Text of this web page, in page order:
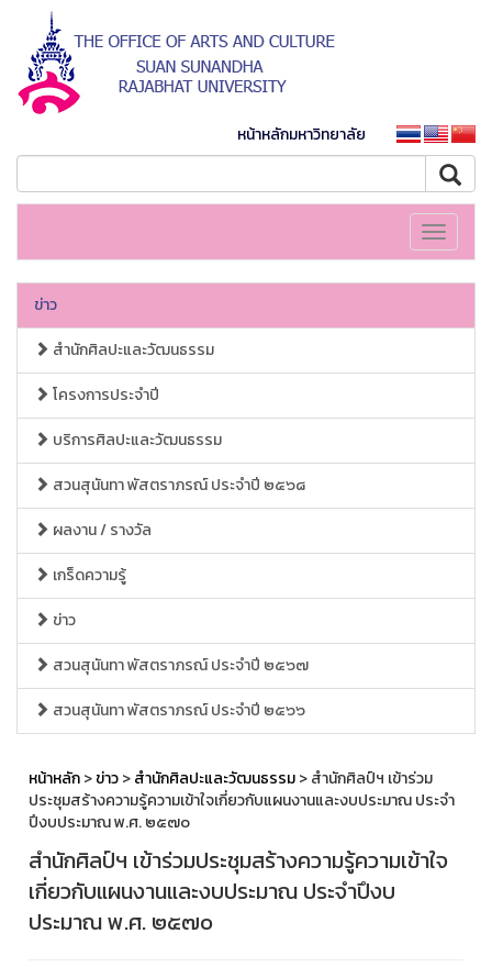
หน้าหลักมหาวิทยาลัย
Toggle
ข่าว
สำนักศิลปะและวัฒนธรรม
โครงการประจำปี
บริการศิลปะและวัฒนธรรม
สวนสุนันทา พัสตราภรณ์ ประจำปี ๒๕๖๘
ผลงาน / รางวัล
เกร็ดความรู้
ข่าว
สวนสุนันทา พัสตราภรณ์ ประจำปี ๒๕๖๗
สวนสุนันทา พัสตราภรณ์ ประจำปี ๒๕๖๖
หน้าหลัก>ข่าว>สำนักศิลปะและวัฒนธรรม> สำนักศิลป์ฯ เข้าร่วม
ประชุมสร้างความรู้ความเข้าใจเกี่ยวกับแผนงานและงบประมาณ ประจำ
ปึงบประมาณ พ.ศ. ๒๕๗๐
สำนักศิลป์ฯ เข้าร่วมประชุมสร้างความรู้ความเข้าใจ
เกี่ยวกับแผนงานและงบประมาณ ประจำปึงบ
ประมาณ พ.ศ. ๒๕๗๐